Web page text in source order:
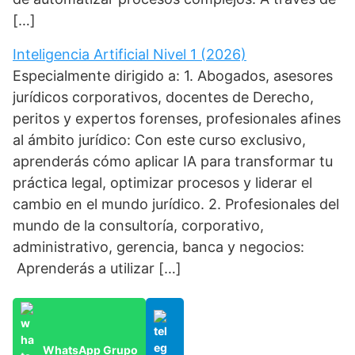
[…]
Inteligencia Artificial Nivel 1 (2026)
Especialmente dirigido a: 1. Abogados, asesores
jurídicos corporativos, docentes de Derecho,
peritos y expertos forenses, profesionales afines
al ámbito jurídico: Con este curso exclusivo,
aprenderás cómo aplicar IA para transformar tu
práctica legal, optimizar procesos y liderar el
cambio en el mundo jurídico. 2. Profesionales del
mundo de la consultoría, corporativo,
administrativo, gerencia, banca y negocios:
Aprenderás a utilizar […]
WhatsApp Grupo